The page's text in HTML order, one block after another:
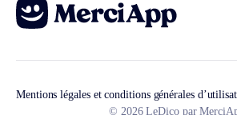
Mentions légales et conditions générales
© 2026 LeDico par